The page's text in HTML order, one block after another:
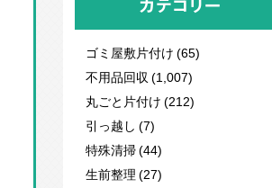
カテゴリー
ゴミ屋敷片付け (65)
不用品回収 (1,007)
丸ごと片付け (212)
引っ越し (7)
特殊清掃 (44)
生前整理 (27)